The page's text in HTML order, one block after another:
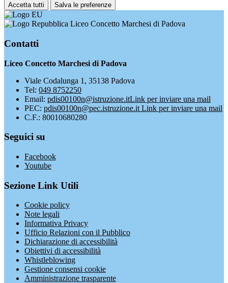
Accetta tutti Salva le preferenze
Liceo Concetto Marchesi di Padova
Contatti
Liceo Concetto Marchesi di Padova
Viale Codalunga 1, 35138 Padova
Tel: 049 8752250
Email: pdis00100n@istruzione.itLink per inviare una mail
PEC: pdis00100n@pec.istruzione.it Link per inviare una mail
C.F.: 80010680280
Seguici su
Facebook
Youtube
Sezione Link Utili
Cookie policy
Note legali
Informativa Privacy
Ufficio Relazioni con il Pubblico
Dichiarazione di accessibilità
Obiettivi di accessibilità
Whistleblowing
Gestione consensi cookie
Amministrazione trasparente